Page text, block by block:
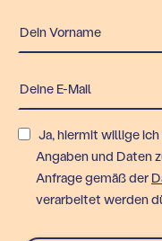
Ja, hiermit willige ich
Angaben und Daten
Anfrage gemäß der
verarbeitet werden